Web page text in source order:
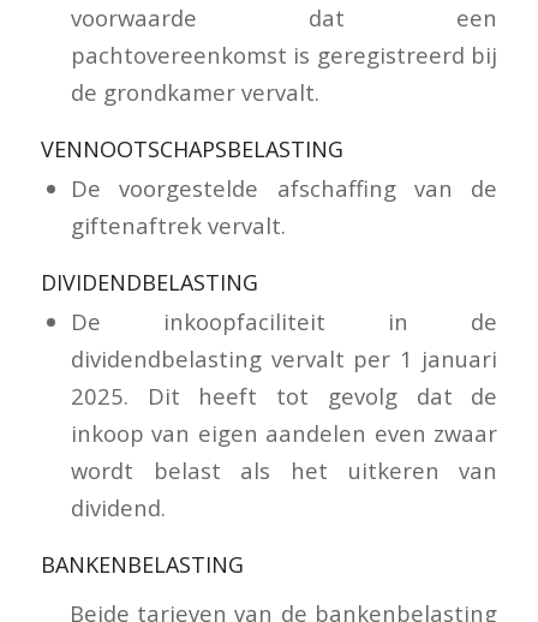
voorwaarde dat een
pachtovereenkomst is geregistreerd bij
de grondkamer vervalt.
VENNOOTSCHAPSBELASTING
De voorgestelde afschaffing van de
giftenaftrek vervalt.
DIVIDENDBELASTING
De inkoopfaciliteit in de
dividendbelasting vervalt per 1 januari
2025. Dit heeft tot gevolg dat de
inkoop van eigen aandelen even zwaar
wordt belast als het uitkeren van
dividend.
BANKENBELASTING
Beide tarieven van de bankenbelasting